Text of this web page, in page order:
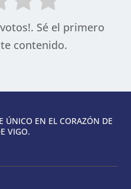
Sé el primero
contenido.
ÚNICO EN EL CORAZÓN DE
VIGO.